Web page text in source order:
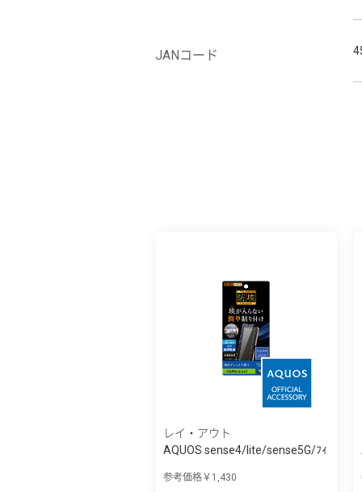
JANコード
レイ・アウト
AQUOS sense4/lite/sense5G/ﾌｨ
参考価格￥1,430